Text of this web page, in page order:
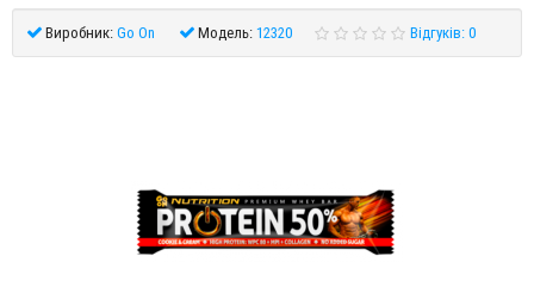
Виробник:Go On Модель:12320 Відгуків: 0